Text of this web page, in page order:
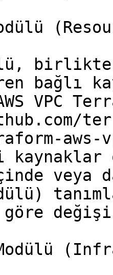
bağlı
VPC
aws-
kaynaklar
veya
göre